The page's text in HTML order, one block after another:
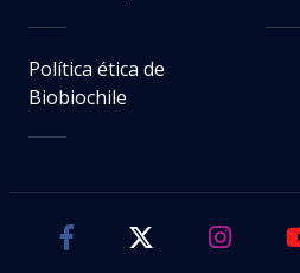
Política ética de
Biobiochile